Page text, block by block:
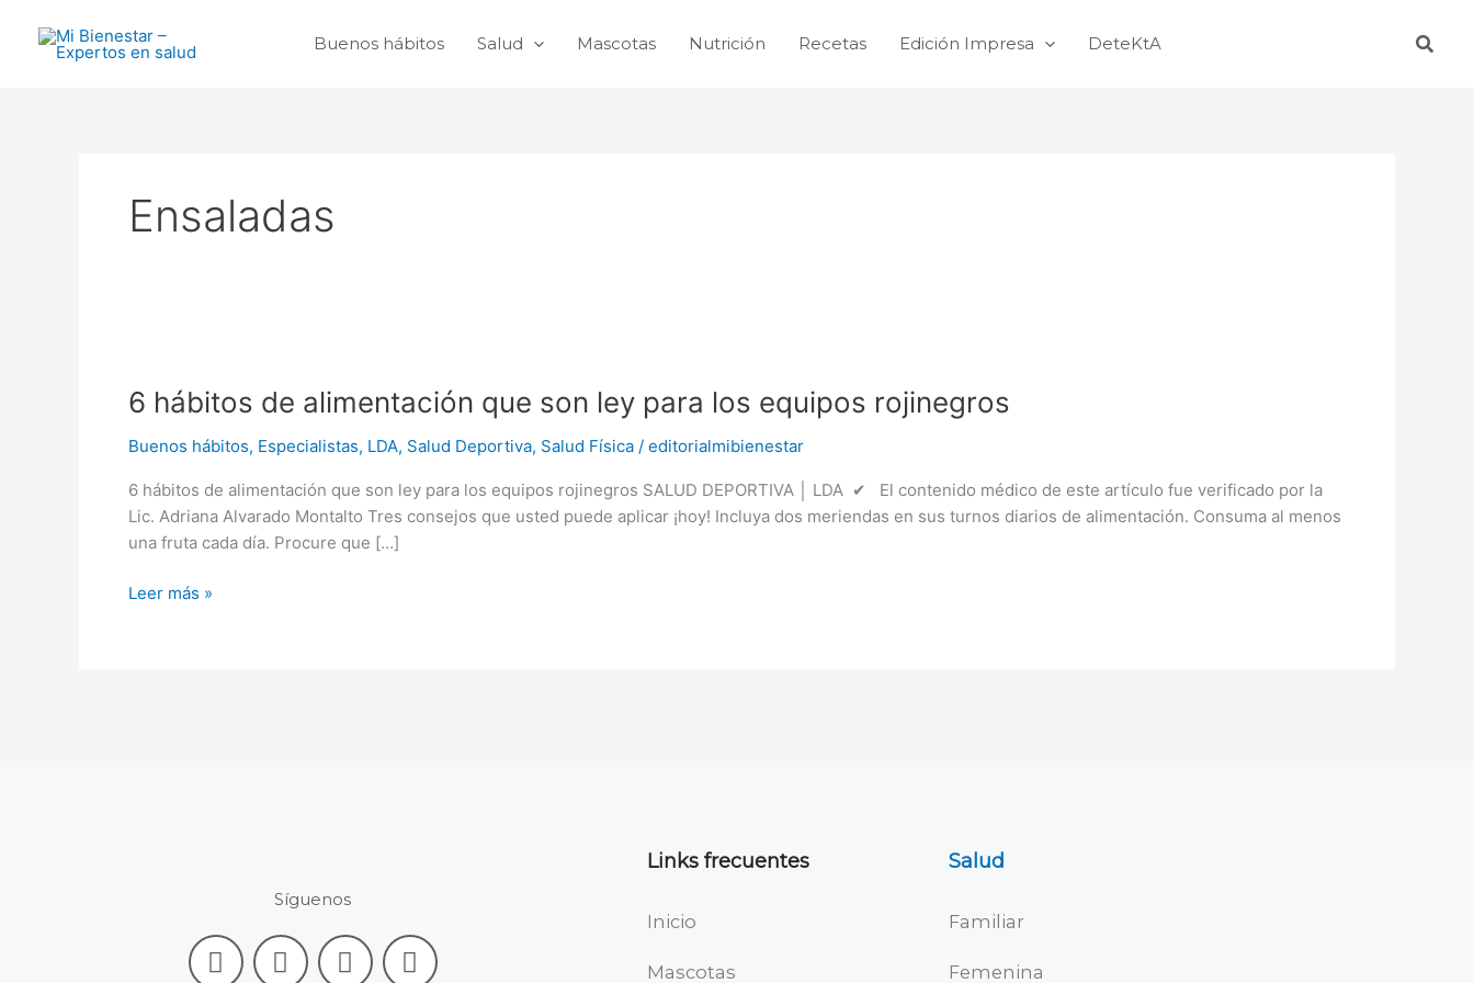
contenido
Buenos hábitos Salud Mascotas Nutrición Recetas Edición Impresa DeteKtA
Ensaladas
6 hábitos de alimentación que son ley para los equipos rojinegros
Buenos hábitos, Especialistas, LDA, Salud Deportiva, Salud Física / editorialmibienestar
6 hábitos de alimentación que son ley para los equipos rojinegros SALUD DEPORTIVA │ LDA ✔ El contenido médico de este artículo fue verificado por la
Lic. Adriana Alvarado Montalto Tres consejos que usted puede aplicar ¡hoy! Incluya dos meriendas en sus turnos diarios de alimentación. Consuma al menos
una fruta cada día. Procure que […]
de
que
ley
para
los
equipos
rojinegros
Leer más »
Síguenos
F
a
L
i
I
n
Y
o
Links frecuentes
Inicio
Mascotas
Salud
Familiar
Femenina